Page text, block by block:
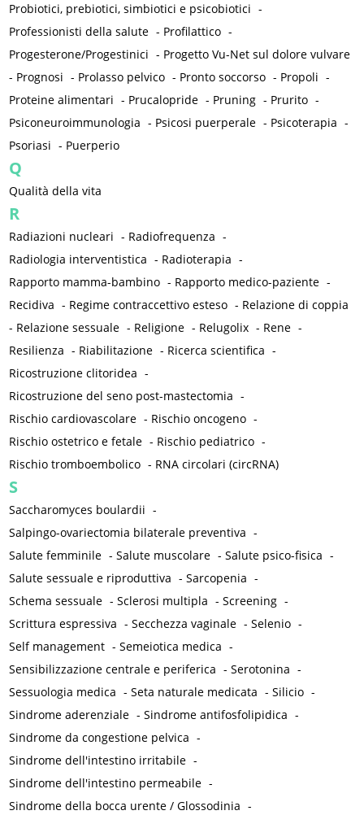
Probiotici, prebiotici, simbiotici e psicobiotici -
Professionisti della salute - Profilattico -
Progesterone/Progestinici - Progetto Vu-Net sul dolore vulvare
- Prognosi - Prolasso pelvico - Pronto soccorso - Propoli -
Proteine alimentari - Prucalopride - Pruning - Prurito -
Psiconeuroimmunologia - Psicosi puerperale - Psicoterapia -
Psoriasi - Puerperio
Q
Qualità della vita
R
Radiazioni nucleari - Radiofrequenza -
Radiologia interventistica - Radioterapia -
Rapporto mamma-bambino - Rapporto medico-paziente -
Recidiva - Regime contraccettivo esteso - Relazione di coppia
- Relazione sessuale - Religione - Relugolix - Rene -
Resilienza - Riabilitazione - Ricerca scientifica -
Ricostruzione clitoridea -
Ricostruzione del seno post-mastectomia -
Rischio cardiovascolare - Rischio oncogeno -
Rischio ostetrico e fetale - Rischio pediatrico -
Rischio tromboembolico - RNA circolari (circRNA)
S
Saccharomyces boulardii -
Salpingo-ovariectomia bilaterale preventiva -
Salute femminile -Salute muscolare -Salute psico-fisica -
Salute sessuale e riproduttiva -Sarcopenia -
Schema sessuale -Sclerosi multipla -Screening -
Scrittura espressiva -Secchezza vaginale -Selenio -
Self management -Semeiotica medica -
Sensibilizzazione centrale e periferica -Serotonina -
Sessuologia medica -Seta naturale medicata -Silicio -
Sindrome aderenziale -Sindrome antifosfolipidica -
Sindrome da congestione pelvica -
Sindrome dell'intestino irritabile -
Sindrome dell'intestino permeabile -
Sindrome della bocca urente / Glossodinia -